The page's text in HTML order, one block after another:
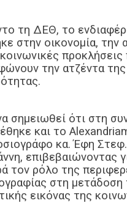
τη ΔΕΘ, το
στην οικονομία, την
κοινωνικές προκλήσεις
την ατζέντα της
σημειωθεί ότι στη
και το
κα. Έφη Στεφ.
επιβεβαιώνοντας
τον ρόλο της
στη μετάδοση
εικόνας της